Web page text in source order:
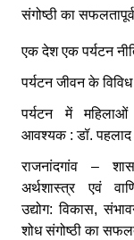
संगोष्ठी का
एक देश एक पर्यटन
पर्यटन जीवन के
पर्यटन में
आवश्यक : डॉ. पहलाद
राजनांदगांव –
अर्थशास्त्र एवं
उद्योग: विकास,
शोध संगोष्ठी का